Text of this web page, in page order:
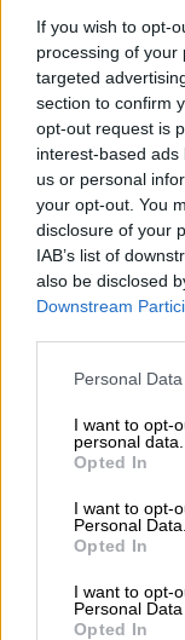
If you wish to opt-
processing of your
targeted
section to confirm
opt-out request is
interest-based
us or personal
your opt-out. You
disclosure of your
IAB’s list of
also be disclosed
Downstream
Please note that
not limited to your
grant or deny
use your data for
consent section.
Personal
I want to opt-
personal data.
Opted In
I want to opt-
Personal Data.
Opted In
I want to opt-
Personal
Opted In
Αναστάτωση
σήμερα (30/5)
μετά από
«βυθίσει»
Σύμφωνα με
ΔΙΑΒΑΣΤΕ
Πώς ο
Airbnb
fake